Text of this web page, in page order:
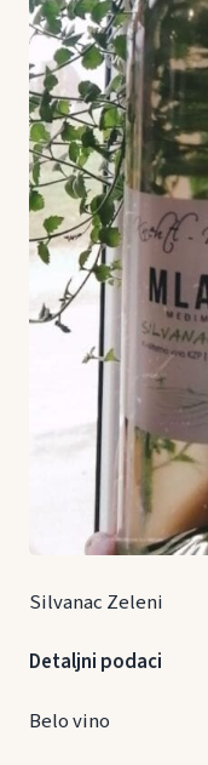
Silvanac Zeleni
Detaljni podaci
Belo vino